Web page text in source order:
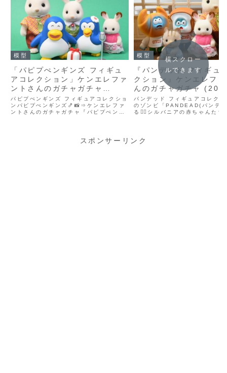
模型
「パピプぺンギンズ フィギュ
アコレクション」ケンエレファ
ントさんのガチャガチャ
(2023年6月発売)
パピプぺンギンズ フィギュアコレクショ
ンパピプぺンギンズ🍤📸⇒ケンエレファ
ントさんのガチャガチャ『パピプぺンギ
模型
『パンデッド フィギュ
クション』ケンエレフ
んのガチャガチャ
発売)
パンデッド フィギュアコレクシ
のゾンビ「PANDEAD(パンデ
る🧟‍♂️シルバニアの赤ちゃんたち
ィギュ...
横スクロー
ルできます
スポンサーリンク